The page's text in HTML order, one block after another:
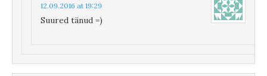
12.09.2016 at 19:29
Suured tänud =)